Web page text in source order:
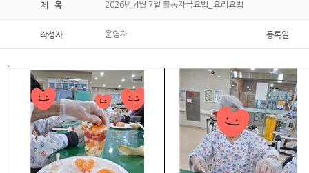
제 목 2026년 4월 7일 활동자극요법_요리요법
작성자 운영자 등록일